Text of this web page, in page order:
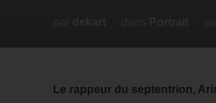
Le rappeur du septentrion,